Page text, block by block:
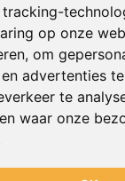
tracking-
op onze
om
advertenties
te
waar onze
online
Max Planckstraat 4
BE Ede, Nederland
+31(0)318 618 121
info@shophouse.nl
ma t/m vr 09:00-17:00
voorwaarden